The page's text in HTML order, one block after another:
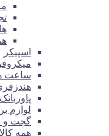
اسپیکر
ساعت
پاوربانک
لوازم
گجت و
همه